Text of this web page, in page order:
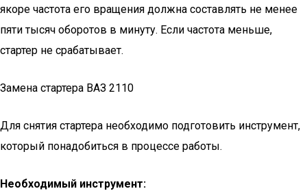
якоре частота его вращения должна составлять не менее
пяти тысяч оборотов в минуту. Если частота меньше,
стартер не срабатывает.
Замена стартера ВАЗ 2110
Для снятия стартера необходимо подготовить инструмент,
который понадобиться в процессе работы.
Необходимый инструмент: